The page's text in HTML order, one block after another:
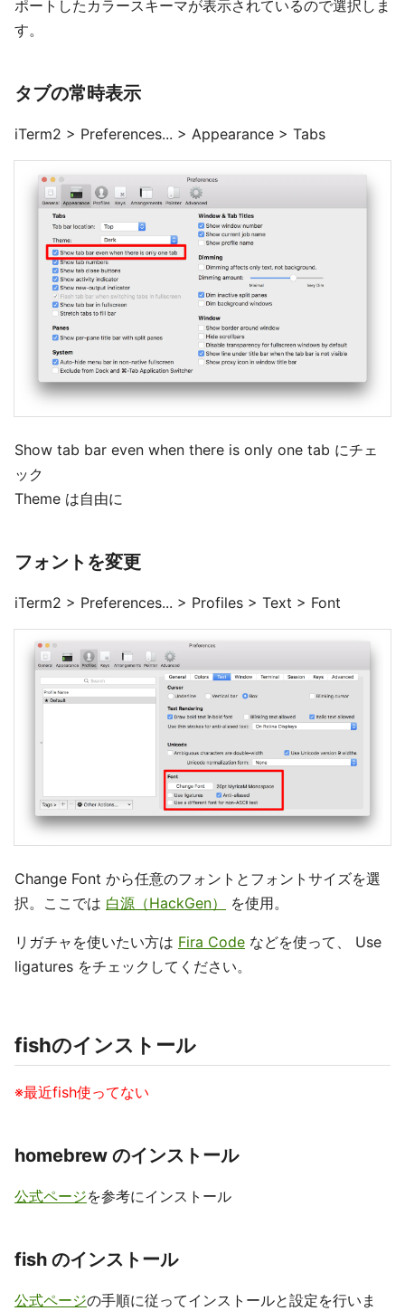
ポートしたカラースキーマが表示されているので選択しま
す。
タブの常時表示
iTerm2 > Preferences... > Appearance > Tabs
Show tab bar even when there is only one tab にチェ
ック
Theme は自由に
フォントを変更
iTerm2 > Preferences... > Profiles > Text > Font
Change Font から任意のフォントとフォントサイズを選
択。ここでは 白源（HackGen） を使用。
リガチャを使いたい方は Fira Code などを使って、 Use
ligatures をチェックしてください。
fishのインストール
※最近fish使ってない
homebrew のインストール
公式ページを参考にインストール
fish のインストール
公式ページの手順に従ってインストールと設定を行いま